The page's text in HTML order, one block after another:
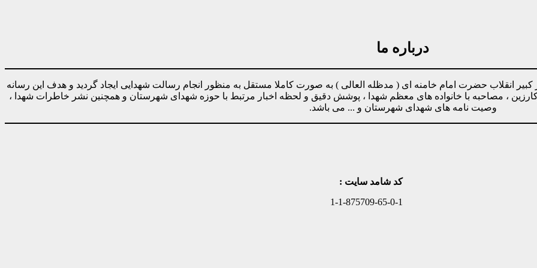
درباره ما
پیروی از دستورات رهبر کبیر انقلاب حضرت امام خامنه ای ( مدظله العالی ) به صورت کاملا مستقل به منظور انجام رسالت شهدایی ایجاد گردید و هدف این رسانه
، مصاحبه با خانواده های معظم شهدا ، پوشش دقیق و لحظه اخبار مرتبط با حوزه شهدای شهرستان و همچنین نشر خاطرات شهدا ،
وصیت نامه های شهدای شهرستان و ... می باشد.
کد شامد سایت :
1-1-875709-65-0-1